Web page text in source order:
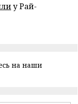
у Рай-
на наши